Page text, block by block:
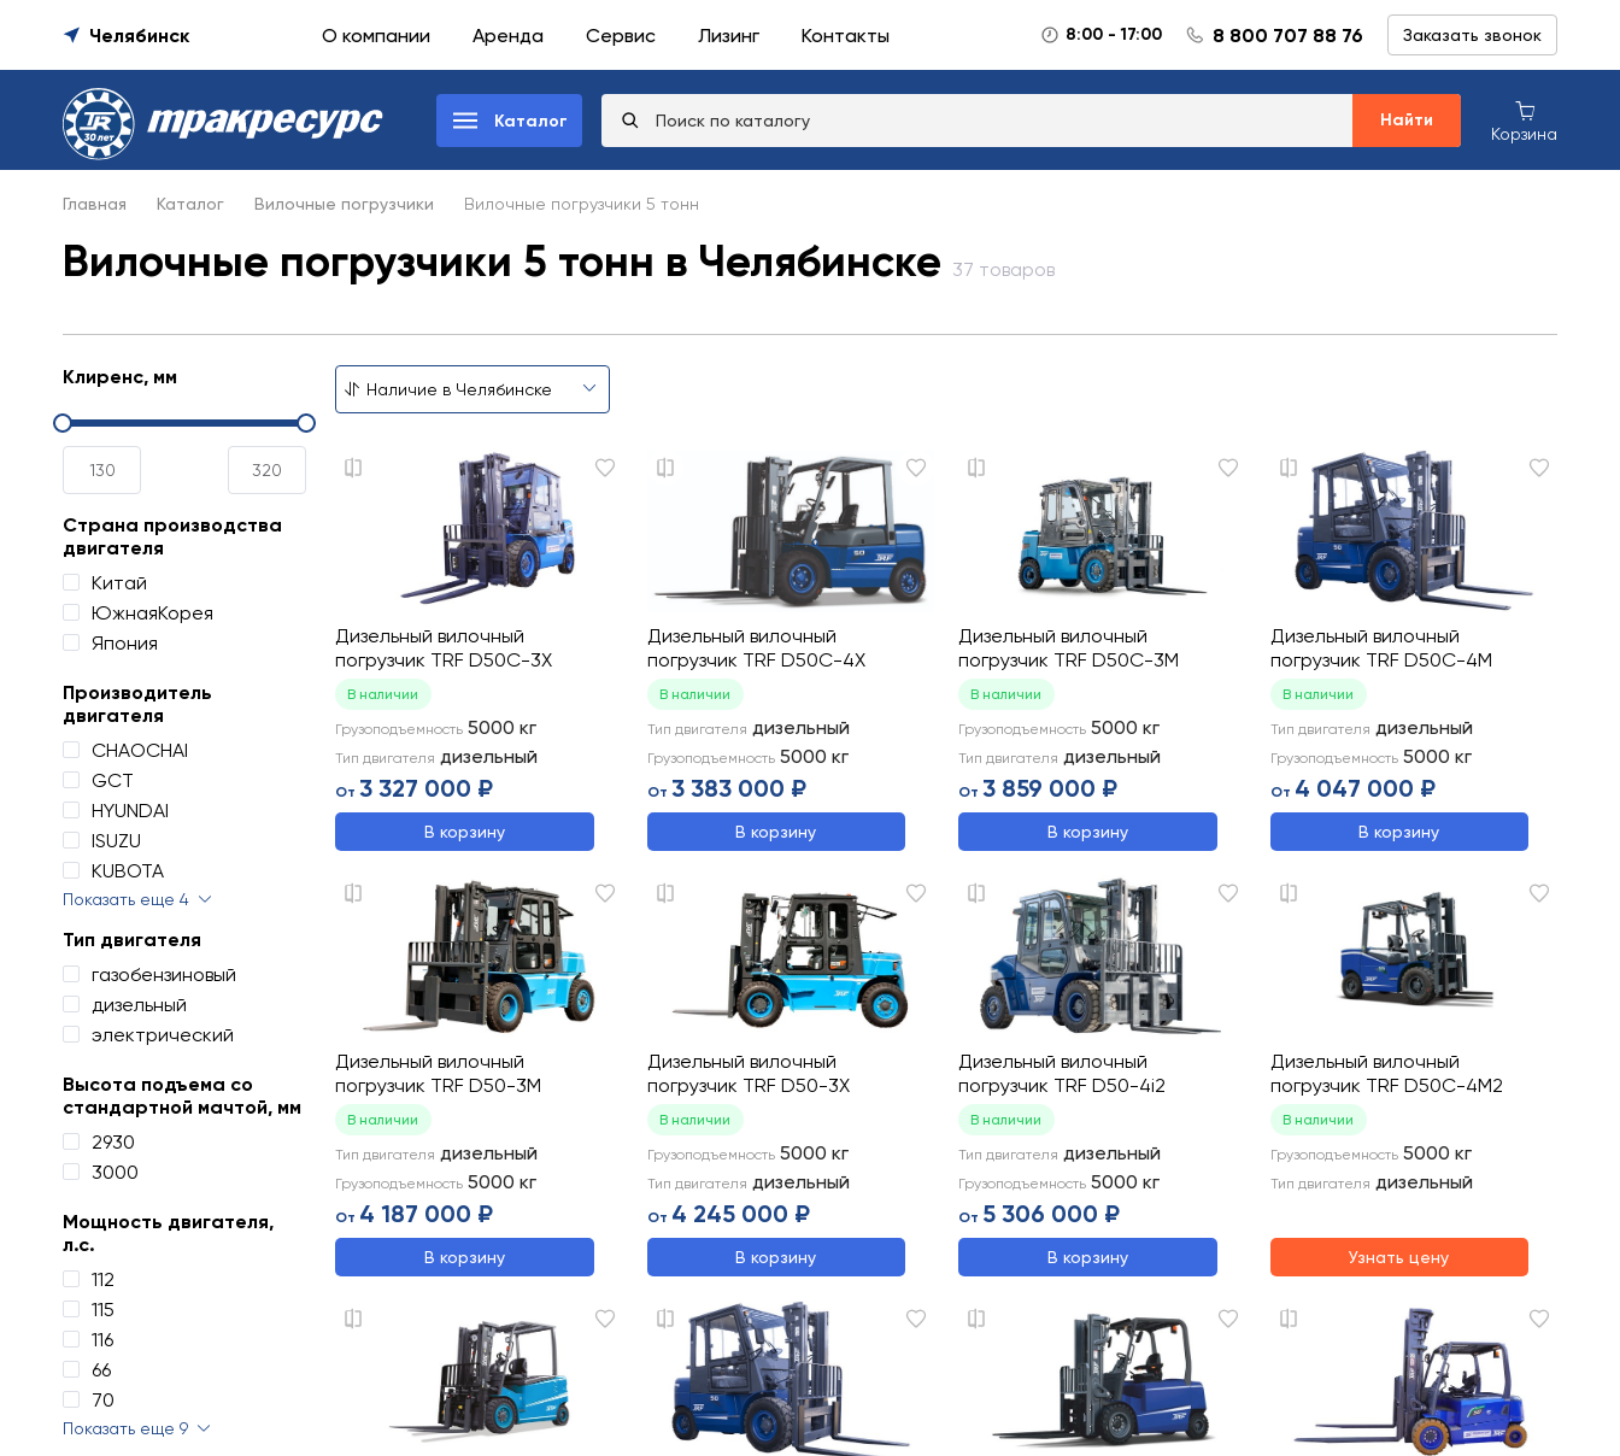
Челябинск О компании Аренда Сервис Лизинг Контакты 8:00 - 17:00 8 800 707 88 76 Заказать звонок
Каталог Найти
Корзина
Главная Каталог Вилочные погрузчики Вилочные погрузчики 5 тонн
Вилочные погрузчики 5 тонн в Челябинске 37 товаров
Клиренс, мм
Страна производства
двигателя
Китай
ЮжнаяКорея
Япония
Производитель
двигателя
CHAOCHAI
GCT
HYUNDAI
ISUZU
KUBOTA
Показать еще 4
Тип двигателя
газобензиновый
дизельный
электрический
Высота подъема со
стандартной мачтой, мм
2930
3000
Мощность двигателя,
л.с.
112
115
116
66
70
Показать еще 9
Дизельный вилочный
погрузчик TRF D50C-3X
В наличии
Грузоподъемность 5000 кг
Тип двигателя дизельный
От 3 327 000 ₽
В корзину
Дизельный вилочный
погрузчик TRF D50C-4X
В наличии
Тип двигателя дизельный
Грузоподъемность 5000 кг
От 3 383 000 ₽
В корзину
Дизельный вилочный
погрузчик TRF D50C-3M
В наличии
Грузоподъемность 5000 кг
Тип двигателя дизельный
От 3 859 000 ₽
В корзину
Дизельный вилочный
погрузчик TRF D50C-4M
В наличии
Тип двигателя дизельный
Грузоподъемность 5000 кг
От 4 047 000 ₽
В корзину
Дизельный вилочный
погрузчик TRF D50-3M
В наличии
Тип двигателя дизельный
Грузоподъемность 5000 кг
От 4 187 000 ₽
В корзину
Дизельный вилочный
погрузчик TRF D50-3X
В наличии
Грузоподъемность 5000 кг
Тип двигателя дизельный
От 4 245 000 ₽
В корзину
Дизельный вилочный
погрузчик TRF D50-4i2
В наличии
Тип двигателя дизельный
Грузоподъемность 5000 кг
От 5 306 000 ₽
В корзину
Дизельный вилочный
погрузчик TRF D50C-4M2
В наличии
Грузоподъемность 5000 кг
Тип двигателя дизельный
Узнать цену